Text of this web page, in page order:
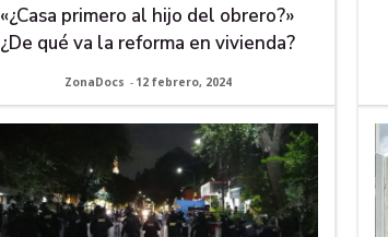
«¿Casa primero al hijo del obrero?»
¿De qué va la reforma en vivienda?
ZonaDocs - 12 febrero, 2024